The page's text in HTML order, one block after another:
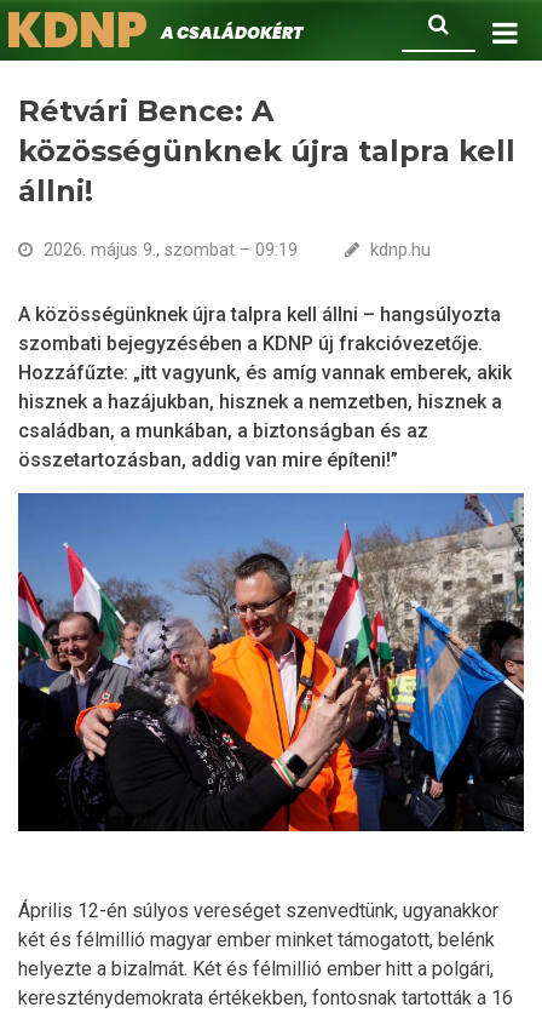
Ugrás
a
Keresés
KDNPA családokért.
Rétvári Bence: A
közösségünknek újra talpra kell
állni!
2026. május 9., szombat – 09:19 kdnp.hu
A közösségünknek újra talpra kell állni – hangsúlyozta
szombati bejegyzésében a KDNP új frakcióvezetője.
Hozzáfűzte: „itt vagyunk, és amíg vannak emberek, akik
hisznek a hazájukban, hisznek a nemzetben, hisznek a
családban, a munkában, a biztonságban és az
összetartozásban, addig van mire építeni!”
Április 12-én súlyos vereséget szenvedtünk, ugyanakkor
két és félmillió magyar ember minket támogatott, belénk
helyezte a bizalmát. Két és félmillió ember hitt a polgári,
kereszténydemokrata értékekben, fontosnak tartották a 16